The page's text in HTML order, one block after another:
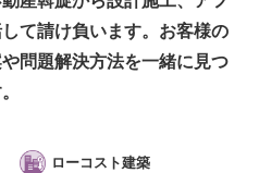
て請け負います。お客様の
問題解決方法を一緒に見つ
ローコスト建築